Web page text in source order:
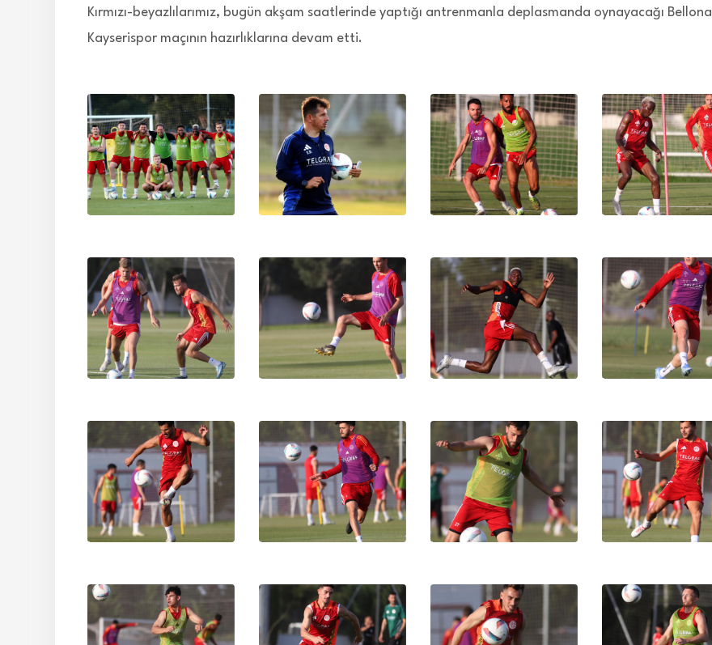
Kırmızı-beyazlılarımız, bugün akşam saatlerinde yaptığı antrenmanla deplasmanda oynayacağı Bellona
Kayserispor maçının hazırlıklarına devam etti.